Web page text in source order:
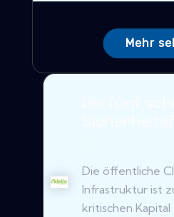
Mehr
Die öffentliche
Infrastruktur ist
kritischen